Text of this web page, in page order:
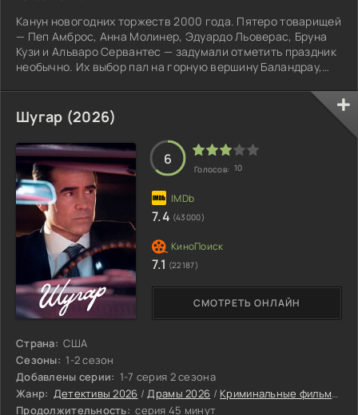
Канун новогодних торжеств 2000 года. Пятеро товарищей
— Пеп Амброс, Анна Молинер, Эдуардо Льоверас, Бруна
Кузи и Альваро Сервантес — задумали отметить праздник
необычно. Их выбор пал на горную вершину Баландрау,
Шугар (2026)
Страна: США
Сезоны: 1-2 сезон
Добавлены серии: 1-7 серия 2 сезона
Жанр: Детективы 2026 /Драмы 2026 / Криминальные фильмы 2026
Продолжительность: серия 45 минут
СМОТРЕТЬ ОНЛАЙН
6
Голосов: 10
7.4 (43000)
7.1 (22187)